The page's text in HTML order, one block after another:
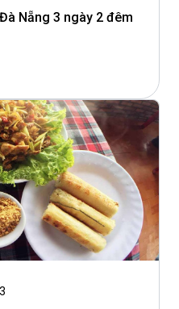
Nẵng 3 ngày 2 đêm